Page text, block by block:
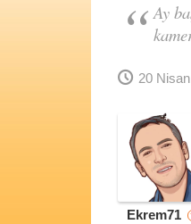
Ay
20
Ekrem71